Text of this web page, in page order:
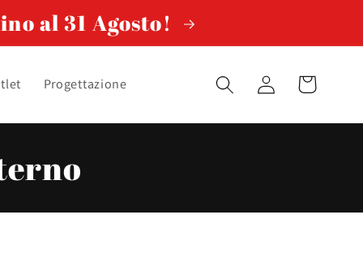
al 31 Agosto!
Progettazione Accedi Carrello